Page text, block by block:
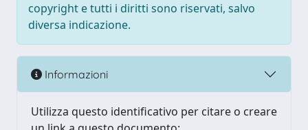
copyright e tutti i diritti sono riservati, salvo
diversa indicazione.
Informazioni
Utilizza questo identificativo per citare o creare